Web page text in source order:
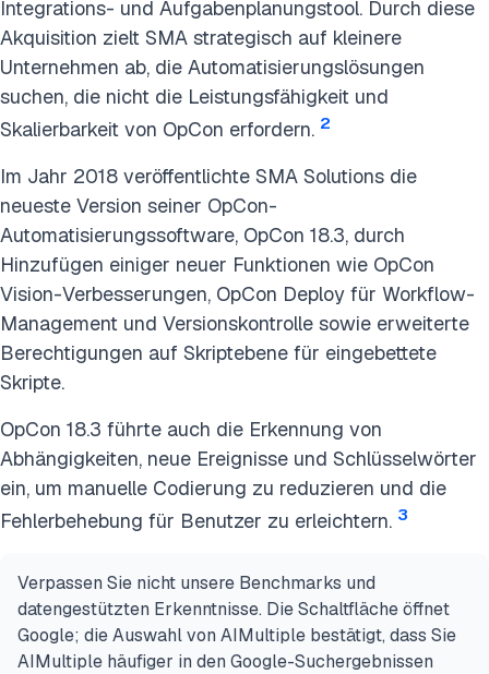
Integrations- und Aufgabenplanungstool. Durch diese
Akquisition zielt SMA strategisch auf kleinere
Unternehmen ab, die Automatisierungslösungen
suchen, die nicht die Leistungsfähigkeit und
Skalierbarkeit von OpCon erfordern. 2
Im Jahr 2018 veröffentlichte SMA Solutions die
neueste Version seiner OpCon-
Automatisierungssoftware, OpCon 18.3, durch
Hinzufügen einiger neuer Funktionen wie OpCon
Vision-Verbesserungen, OpCon Deploy für Workflow-
Management und Versionskontrolle sowie erweiterte
Berechtigungen auf Skriptebene für eingebettete
Skripte.
OpCon 18.3 führte auch die Erkennung von
Abhängigkeiten, neue Ereignisse und Schlüsselwörter
ein, um manuelle Codierung zu reduzieren und die
Fehlerbehebung für Benutzer zu erleichtern. 3
Verpassen Sie nicht unsere Benchmarks und
datengestützten Erkenntnisse. Die Schaltfläche öffnet
Google; die Auswahl von AIMultiple bestätigt, dass Sie
AIMultiple häufiger in den Google-Suchergebnissen